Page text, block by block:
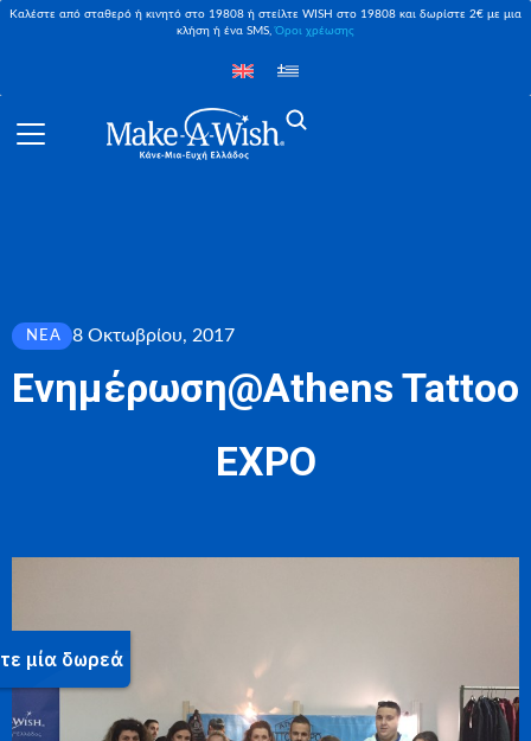
Καλέστε από σταθερό ή κινητό στο 19808 ή στείλτε WISH στο 19808 και δωρίστε 2€ με μια
κλήση ή ένα SMS,Όροι χρέωσης
ΝΈΑ 8 Οκτωβρίου, 2017
Ενημέρωση@Athens Tattoo
EXPO